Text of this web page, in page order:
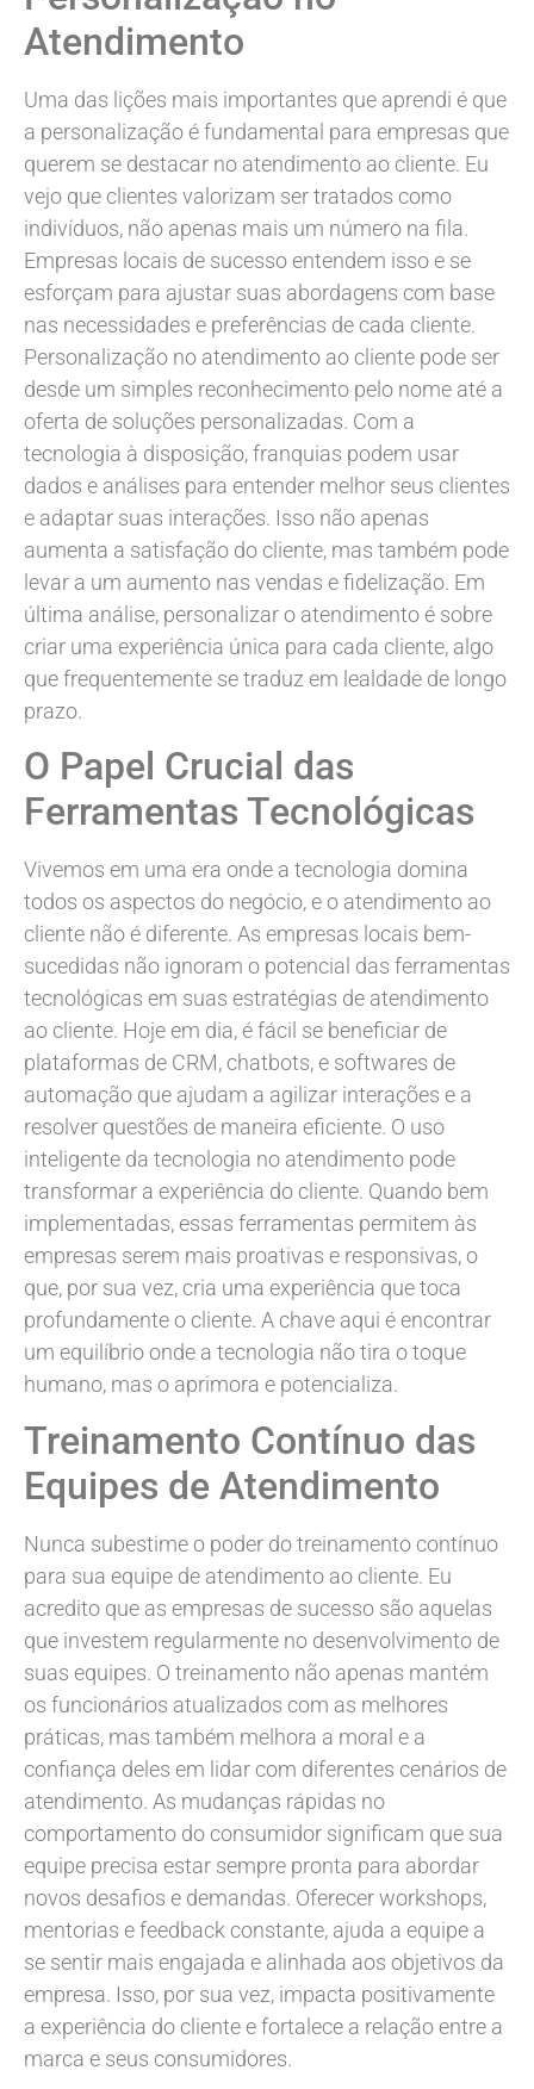
Atendimento
Uma das lições mais importantes que aprendi é que
a personalização é fundamental para empresas que
querem se destacar no atendimento ao cliente. Eu
vejo que clientes valorizam ser tratados como
indivíduos, não apenas mais um número na fila.
Empresas locais de sucesso entendem isso e se
esforçam para ajustar suas abordagens com base
nas necessidades e preferências de cada cliente.
Personalização no atendimento ao cliente pode ser
desde um simples reconhecimento pelo nome até a
oferta de soluções personalizadas. Com a
tecnologia à disposição, franquias podem usar
dados e análises para entender melhor seus clientes
e adaptar suas interações. Isso não apenas
aumenta a satisfação do cliente, mas também pode
levar a um aumento nas vendas e fidelização. Em
última análise, personalizar o atendimento é sobre
criar uma experiência única para cada cliente, algo
que frequentemente se traduz em lealdade de longo
prazo.
O Papel Crucial das
Ferramentas Tecnológicas
Vivemos em uma era onde a tecnologia domina
todos os aspectos do negócio, e o atendimento ao
cliente não é diferente. As empresas locais bem-
sucedidas não ignoram o potencial das ferramentas
tecnológicas em suas estratégias de atendimento
ao cliente. Hoje em dia, é fácil se beneficiar de
plataformas de CRM, chatbots, e softwares de
automação que ajudam a agilizar interações e a
resolver questões de maneira eficiente. O uso
inteligente da tecnologia no atendimento pode
transformar a experiência do cliente. Quando bem
implementadas, essas ferramentas permitem às
empresas serem mais proativas e responsivas, o
que, por sua vez, cria uma experiência que toca
profundamente o cliente. A chave aqui é encontrar
um equilíbrio onde a tecnologia não tira o toque
humano, mas o aprimora e potencializa.
Treinamento Contínuo das
Equipes de Atendimento
Nunca subestime o poder do treinamento contínuo
para sua equipe de atendimento ao cliente. Eu
acredito que as empresas de sucesso são aquelas
que investem regularmente no desenvolvimento de
suas equipes. O treinamento não apenas mantém
os funcionários atualizados com as melhores
práticas, mas também melhora a moral e a
confiança deles em lidar com diferentes cenários de
atendimento. As mudanças rápidas no
comportamento do consumidor significam que sua
equipe precisa estar sempre pronta para abordar
novos desafios e demandas. Oferecer workshops,
mentorias e feedback constante, ajuda a equipe a
se sentir mais engajada e alinhada aos objetivos da
empresa. Isso, por sua vez, impacta positivamente
a experiência do cliente e fortalece a relação entre a
marca e seus consumidores.